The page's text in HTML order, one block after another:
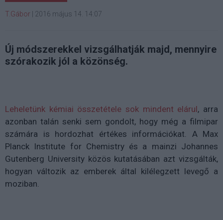
T.Gábor 2016 május 14. 14:07
Új módszerekkel vizsgálhatják majd, mennyire
szórakozik jól a közönség.
Leheletünk kémiai összetétele sok mindent elárul, arra
azonban talán senki sem gondolt, hogy még a filmipar
számára is hordozhat értékes információkat. A Max
Planck Institute for Chemistry és a mainzi Johannes
Gutenberg University közös kutatásában azt vizsgálták,
hogyan változik az emberek által kilélegzett levegő a
moziban.